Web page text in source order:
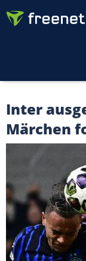
Inter
Märchen